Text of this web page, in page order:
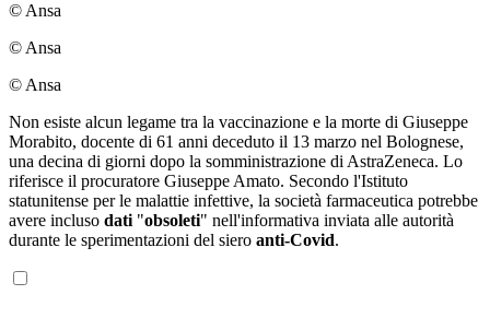
© Ansa
© Ansa
© Ansa
Non esiste alcun legame tra la vaccinazione e la morte di Giuseppe
Morabito, docente di 61 anni deceduto il 13 marzo nel Bolognese,
una decina di giorni dopo la somministrazione di AstraZeneca. Lo
riferisce il procuratore Giuseppe Amato. Secondo l'Istituto
statunitense per le malattie infettive, la società farmaceutica potrebbe
avere incluso dati "obsoleti" nell'informativa inviata alle autorità
durante le sperimentazioni del siero anti-Covid.